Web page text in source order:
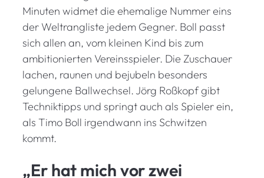
Minuten widmet die ehemalige Nummer eins
der Weltrangliste jedem Gegner. Boll passt
sich allen an, vom kleinen Kind bis zum
ambitionierten Vereinsspieler. Die Zuschauer
lachen, raunen und bejubeln besonders
gelungene Ballwechsel. Jörg Roßkopf gibt
Techniktipps und springt auch als Spieler ein,
als Timo Boll irgendwann ins Schwitzen
kommt.
„Er hat mich vor zwei